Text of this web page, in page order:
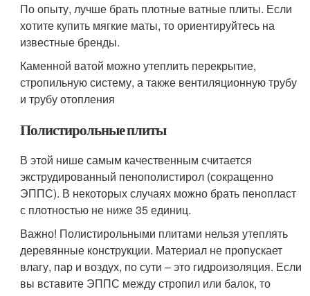
По опыту, лучше брать плотные ватные плиты. Если
хотите купить мягкие маты, то ориентируйтесь на
известные бренды.
Каменной ватой можно утеплить перекрытие,
стропильную систему, а также вентиляционную трубу
и трубу отопления
Полистирольные плиты
В этой нише самым качественным считается
экструдированный пенополистирол (сокращенно
ЭППС). В некоторых случаях можно брать пенопласт
с плотностью не ниже 35 единиц.
Важно! Полистирольными плитами нельзя утеплять
деревянные конструкции. Материал не пропускает
влагу, пар и воздух, по сути – это гидроизоляция. Если
вы вставите ЭППС между стропил или балок, то